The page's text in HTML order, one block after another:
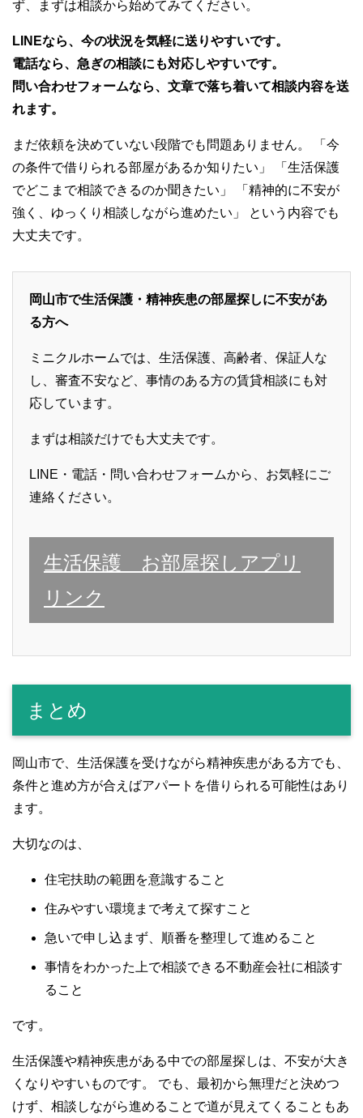
ず、まずは相談から始めてみてください。
LINEなら、今の状況を気軽に送りやすいです。
電話なら、急ぎの相談にも対応しやすいです。
問い合わせフォームなら、文章で落ち着いて相談内容を送
れます。
まだ依頼を決めていない段階でも問題ありません。 「今
の条件で借りられる部屋があるか知りたい」 「生活保護
でどこまで相談できるのか聞きたい」 「精神的に不安が
強く、ゆっくり相談しながら進めたい」 という内容でも
大丈夫です。
岡山市で生活保護・精神疾患の部屋探しに不安があ
る方へ
ミニクルホームでは、生活保護、高齢者、保証人な
し、審査不安など、事情のある方の賃貸相談にも対
応しています。
まずは相談だけでも大丈夫です。
LINE・電話・問い合わせフォームから、お気軽にご
連絡ください。
生活保護 お部屋探しアプリ
リンク
まとめ
岡山市で、生活保護を受けながら精神疾患がある方でも、
条件と進め方が合えばアパートを借りられる可能性はあり
ます。
大切なのは、
住宅扶助の範囲を意識すること
住みやすい環境まで考えて探すこと
急いで申し込まず、順番を整理して進めること
事情をわかった上で相談できる不動産会社に相談す
ること
です。
生活保護や精神疾患がある中での部屋探しは、不安が大き
くなりやすいものです。 でも、最初から無理だと決めつ
けず、相談しながら進めることで道が見えてくることもあ